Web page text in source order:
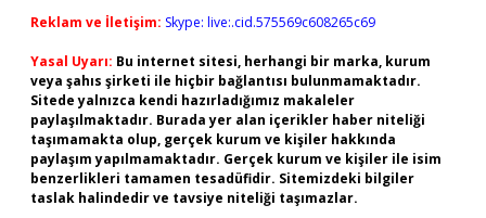
Reklam ve İletişim: Skype: live:.cid.575569c608265c69
Yasal Uyarı: Bu internet sitesi, herhangi bir marka, kurum
veya şahıs şirketi ile hiçbir bağlantısı bulunmamaktadır.
Sitede yalnızca kendi hazırladığımız makaleler
paylaşılmaktadır. Burada yer alan içerikler haber niteliği
taşımamakta olup, gerçek kurum ve kişiler hakkında
paylaşım yapılmamaktadır. Gerçek kurum ve kişiler ile isim
benzerlikleri tamamen tesadüfidir. Sitemizdeki bilgiler
taslak halindedir ve tavsiye niteliği taşımazlar.